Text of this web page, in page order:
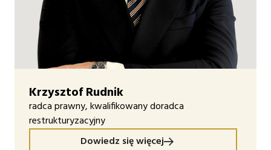
Krzysztof Rudnik
radca prawny, kwalifikowany doradca
restrukturyzacyjny
Dowiedz się więcej